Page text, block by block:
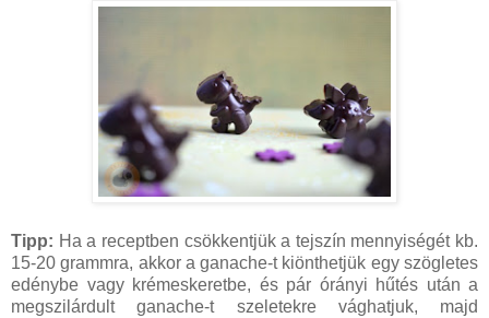
Tipp: Ha a receptben csökkentjük a tejszín mennyiségét kb.
15-20 grammra, akkor a ganache-t kiönthetjük egy szögletes
edénybe vagy krémeskeretbe, és pár órányi hűtés után a
megszilárdult ganache-t szeletekre vághatjuk, majd